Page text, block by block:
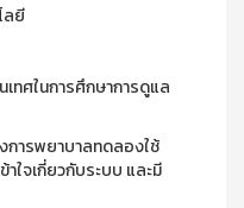
ลยี
ทศในการศึกษาการดูแล
การพยาบาลทดลองใช้
ใจเกี่ยวกับระบบ และมี